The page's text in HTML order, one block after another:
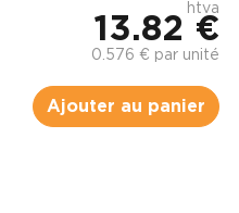
htva
13.82 €
0.576 € par unité
Ajouter au panier